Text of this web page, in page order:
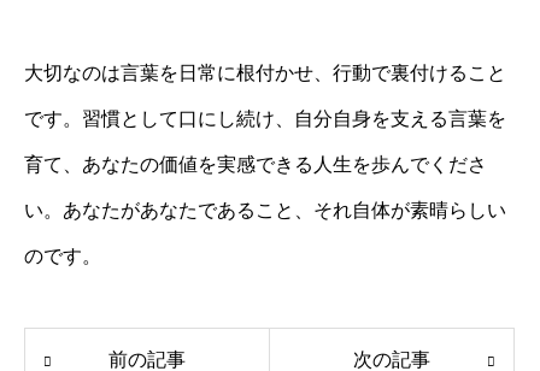
大切なのは言葉を日常に根付かせ、行動で裏付けること
です。習慣として口にし続け、自分自身を支える言葉を
育て、あなたの価値を実感できる人生を歩んでくださ
い。あなたがあなたであること、それ自体が素晴らしい
のです。
前の記事 次の記事